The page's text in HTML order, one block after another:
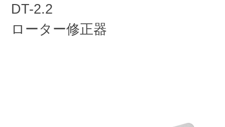
DT-2.2
ローター修正器